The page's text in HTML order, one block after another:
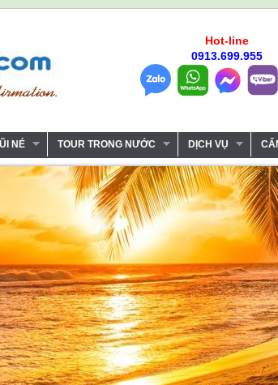
Hot-line
0913.699.955
NÉ TOUR TRONG NƯỚC DỊCH VỤ